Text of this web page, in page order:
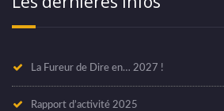
La Fureur de Dire en… 2027 !
Rapport d’activité 2025